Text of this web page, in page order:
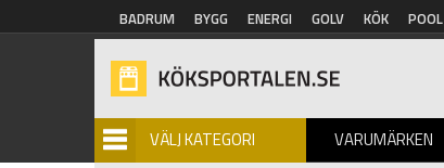
Hoppa till huvudinnehåll
BADRUM BYGG ENERGI GOLV KÖK POOL
VÄLJ KATEGORI VARUMÄRKEN
BILDGALLERI